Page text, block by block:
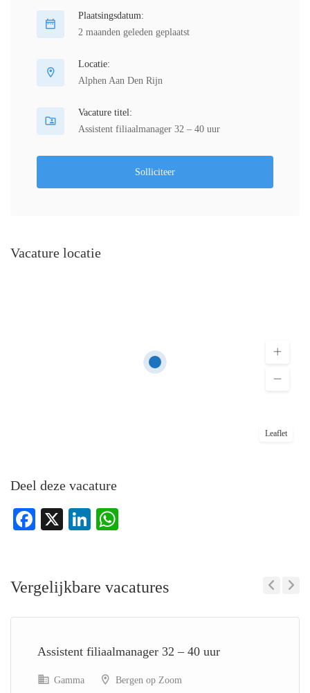
Plaatsingsdatum:
2 maanden geleden geplaatst
Locatie:
Alphen Aan Den Rijn
Vacature titel:
Assistent filiaalmanager 32 – 40 uur
Solliciteer
Vacature locatie
Leaflet
Deel deze vacature
Facebook
X LinkedIn
Vergelijkbare vacatures
Assistent filiaalmanager 32 – 40 uur
Gamma Bergen op Zoom